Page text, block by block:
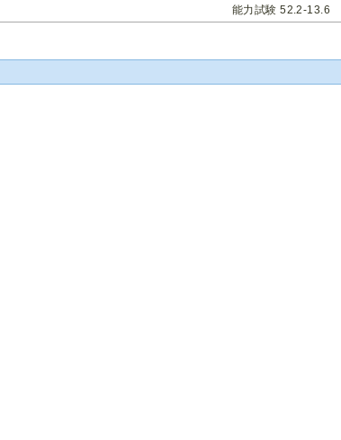
能力試験 52.2-13.6